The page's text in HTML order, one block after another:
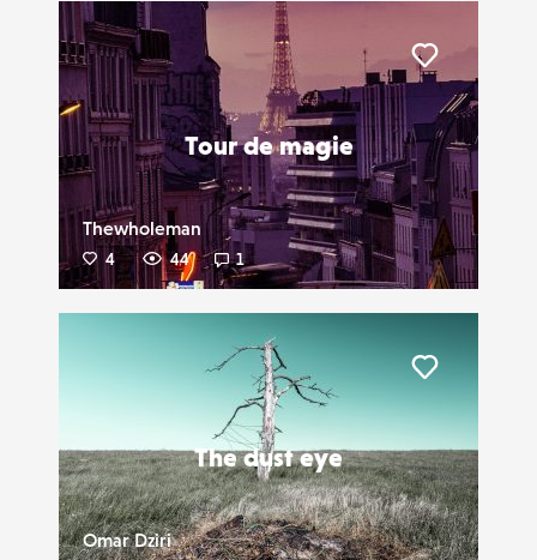
Tour de magie
Thewholeman
4 44 1
The dust eye
Omar Dziri